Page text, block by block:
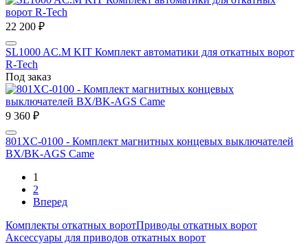
22 200 ₽
SL1000 AC.M KIT Комплект автоматики для откатных ворот
R-Tech
Под заказ
9 360 ₽
801XC-0100 - Комплект магнитных концевых выключателей
BX/BK-AGS Came
1
2
Вперед
Комплекты откатных воротПриводы откатных ворот
Аксессуары для приводов откатных ворот